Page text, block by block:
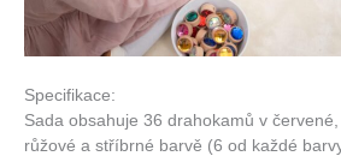
Specifikace:
Sada obsahuje 36 drahokamů v
růžové a stříbrné barvě (6 od každé